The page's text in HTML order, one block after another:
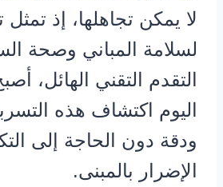
لا يمكن تجاهلها، إذ تمثل
لسلامة المباني وصحة
التقدم التقني الهائل،
اليوم اكتشاف هذه
ودقة دون الحاجة إلى
الإضرار بالمبنى.